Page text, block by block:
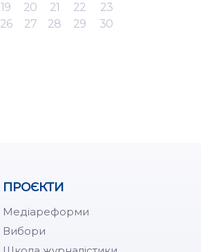
19 20 21 22
23
26 27 28 29
30
ПРОЄКТИ
Медіареформи
Вибори